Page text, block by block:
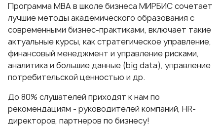
Программа MBA в школе бизнеса МИРБИС сочетает
лучшие методы академического образования с
современными бизнес-практиками, включает такие
актуальные курсы, как стратегическое управление,
финансовый менеджмент и управление рисками,
аналитика и большие данные (big data), управление
потребительской ценностью и др.
До 80% слушателей приходят к нам по
рекомендациям - руководителей компаний, HR-
директоров, партнеров по бизнесу!